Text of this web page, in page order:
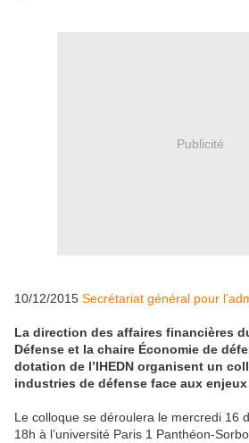
Publicité
10/12/2015 Secrétariat général pour
La direction des affaires financières
Défense et la chaire Économie de
dotation de l’IHEDN organisent un
industries de défense face aux
Le colloque se déroulera le mercredi 16
18h à l’université Paris 1 Panthéon-